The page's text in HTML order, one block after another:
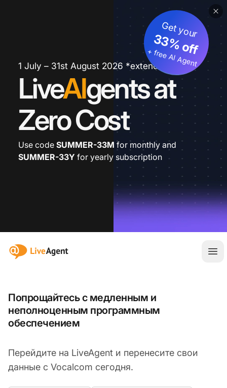
1 July – 31st August 2026 *extended
LiveAIgents at
Zero Cost
Get your
33% off
+ free AI Agent
Use code SUMMER-33M for monthly and
SUMMER-33Y for yearly subscription
:site.title
Попрощайтесь с медленным и
неполноценным программным
обеспечением
Перейдите на LiveAgent и перенесите свои
данные с Vocalcom сегодня.